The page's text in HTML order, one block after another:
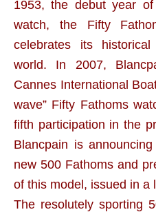
1953, the debut year
watch, the Fifty
celebrates its
world. In 2007,
Cannes International
wave” Fifty Fathoms
fifth participation in the
Blancpain is
new 500 Fathoms and
of this model, issued in a
The resolutely sporting